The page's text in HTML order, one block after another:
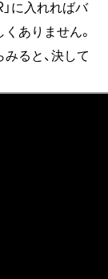
に入れればバ
ありません。
ると、決して